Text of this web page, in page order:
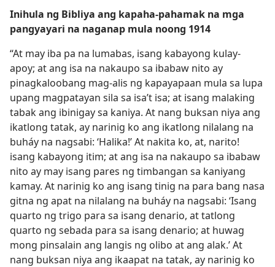
Inihula ng Bibliya ang kapaha-pahamak na mga
pangyayari na naganap mula noong 1914
“At may iba pa na lumabas, isang kabayong kulay-
apoy; at ang isa na nakaupo sa ibabaw nito ay
pinagkaloobang mag-alis ng kapayapaan mula sa lupa
upang magpatayan sila sa isa’t isa; at isang malaking
tabak ang ibinigay sa kaniya. At nang buksan niya ang
ikatlong tatak, ay narinig ko ang ikatlong nilalang na
buháy na nagsabi: ‘Halika!’ At nakita ko, at, narito!
isang kabayong itim; at ang isa na nakaupo sa ibabaw
nito ay may isang pares ng timbangan sa kaniyang
kamay. At narinig ko ang isang tinig na para bang nasa
gitna ng apat na nilalang na buháy na nagsabi: ‘Isang
quarto ng trigo para sa isang denario, at tatlong
quarto ng sebada para sa isang denario; at huwag
mong pinsalain ang langis ng olibo at ang alak.’ At
nang buksan niya ang ikaapat na tatak, ay narinig ko